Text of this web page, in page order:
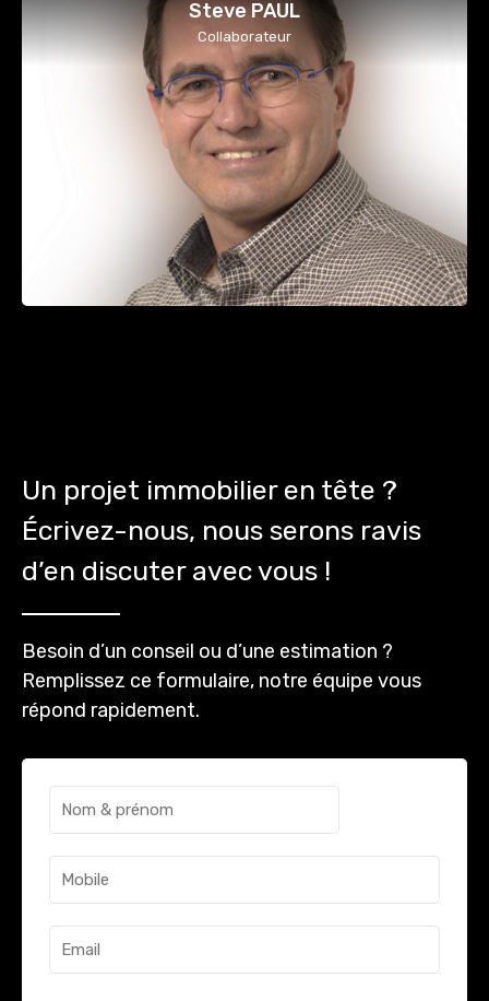
Steve PAUL
Collaborateur
Un projet immobilier en tête ?
Écrivez-nous, nous serons ravis
d’en discuter avec vous !
Besoin d’un conseil ou d’une estimation ?
Remplissez ce formulaire, notre équipe vous
répond rapidement.